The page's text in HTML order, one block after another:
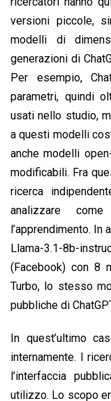
versioni piccole,
modelli di
generazioni di
Per esempio,
parametri, quindi
usati nello studio,
a questi modelli
anche modelli
modificabili. Fra
ricerca
analizzare
l’apprendimento.
Llama-3.1-8b-
(Facebook) con 8
Turbo, lo stesso
pubbliche di
In quest’ultimo
internamente. I
l’interfaccia
utilizzo. Lo scopo